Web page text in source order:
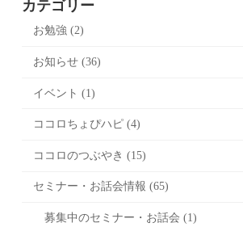
カテゴリー
お勉強 (2)
お知らせ (36)
イベント (1)
ココロちょぴハピ (4)
ココロのつぶやき (15)
セミナー・お話会情報 (65)
募集中のセミナー・お話会 (1)